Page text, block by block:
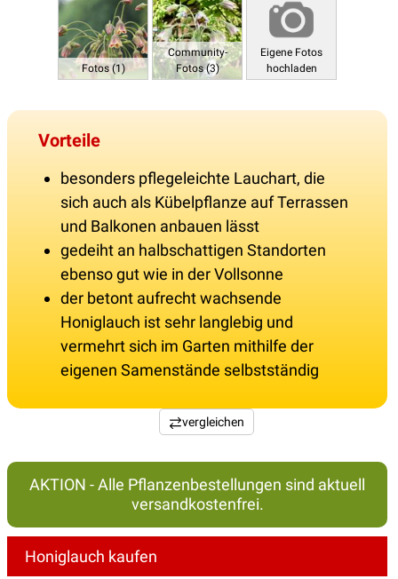
Fotos (1)
Community-
Fotos (3)
Eigene Fotos
hochladen
Vorteile
besonders pflegeleichte Lauchart, die
sich auch als Kübelpflanze auf Terrassen
und Balkonen anbauen lässt
gedeiht an halbschattigen Standorten
ebenso gut wie in der Vollsonne
der betont aufrecht wachsende
Honiglauch ist sehr langlebig und
vermehrt sich im Garten mithilfe der
eigenen Samenstände selbstständig
vergleichen
AKTION - Alle Pflanzenbestellungen sind aktuell
versandkostenfrei.
Honiglauch kaufen